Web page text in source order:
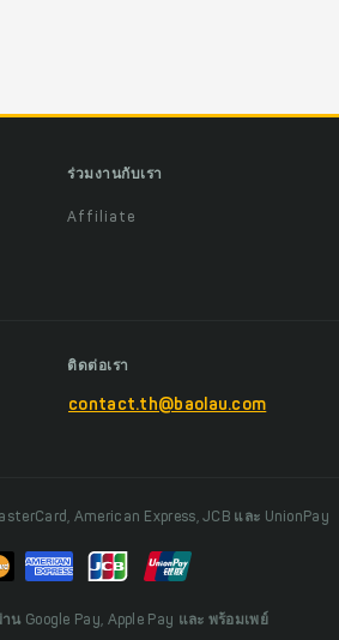
ร่วมงานกับเรา
Affiliate
ติดต่อเรา
contact.th@baolau.com
American Express, JCB และ UnionPay
น Google Pay, Apple Pay และ พร้อมเพย์